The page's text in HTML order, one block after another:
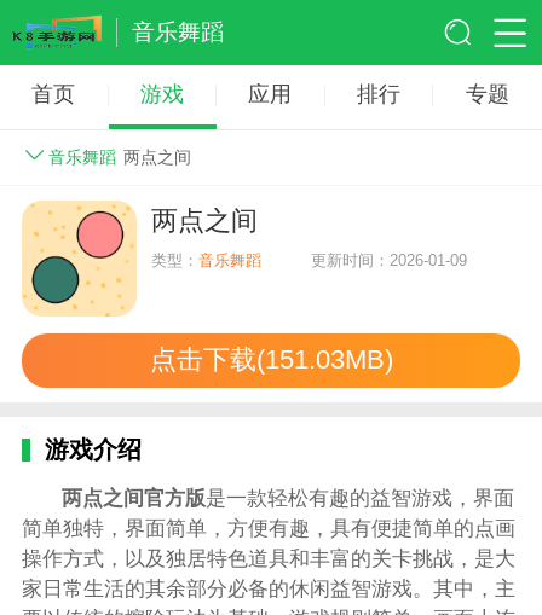
音乐舞蹈
首页 游戏 应用 排行 专题
音乐舞蹈 两点之间
两点之间
类型：音乐舞蹈 更新时间：2026-01-09
点击下载(151.03MB)
游戏介绍
两点之间官方版是一款轻松有趣的益智游戏，界面
简单独特，界面简单，方便有趣，具有便捷简单的点画
操作方式，以及独居特色道具和丰富的关卡挑战，是大
家日常生活的其余部分必备的休闲益智游戏。其中，主